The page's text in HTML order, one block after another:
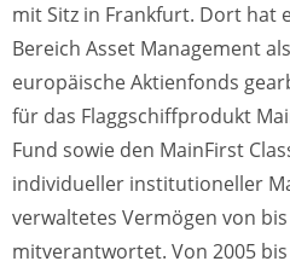
mit Sitz in Frankfurt. Dort hat
Bereich Asset Management
europäische Aktienfonds
für das Flaggschiffprodukt
Fund sowie den MainFirst
individueller institutioneller
verwaltetes Vermögen von
mitverantwortet. Von 2005